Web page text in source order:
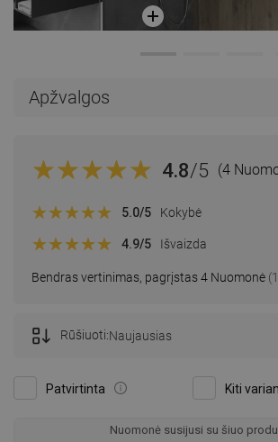
Apžvalgos
4.8/5 (4
Bendras vertinimas, pagrįstas 4 Nuomonė
5.0/5 Kokybė
4.9/5 Išvaizda
Patvirtinta Kiti
Rūšiuoti:Naujausias
Nuomonė susijusi su šiuo